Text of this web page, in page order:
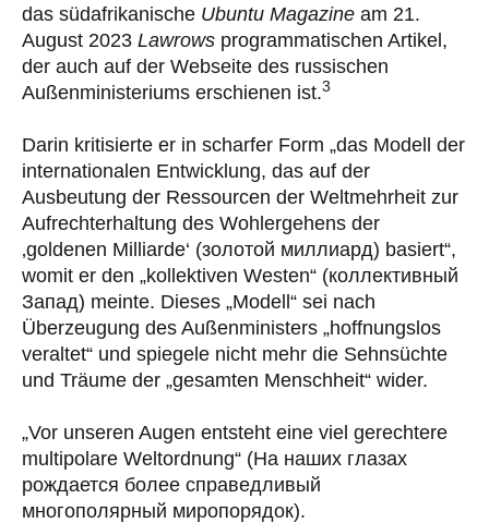
das südafrikanische Ubuntu Magazine am 21.
August 2023 Lawrows programmatischen Artikel,
der auch auf der Webseite des russischen
Außenministeriums erschienen ist.3
Darin kritisierte er in scharfer Form „das Modell der
internationalen Entwicklung, das auf der
Ausbeutung der Ressourcen der Weltmehrheit zur
Aufrechterhaltung des Wohlergehens der
‚goldenen Milliarde‘ (золотой миллиард) basiert“,
womit er den „kollektiven Westen“ (коллективный
Запад) meinte. Dieses „Modell“ sei nach
Überzeugung des Außenministers „hoffnungslos
veraltet“ und spiegele nicht mehr die Sehnsüchte
und Träume der „gesamten Menschheit“ wider.
„Vor unseren Augen entsteht eine viel gerechtere
multipolare Weltordnung“ (На наших глазах
рождается более справедливый
многополярный миропорядок).